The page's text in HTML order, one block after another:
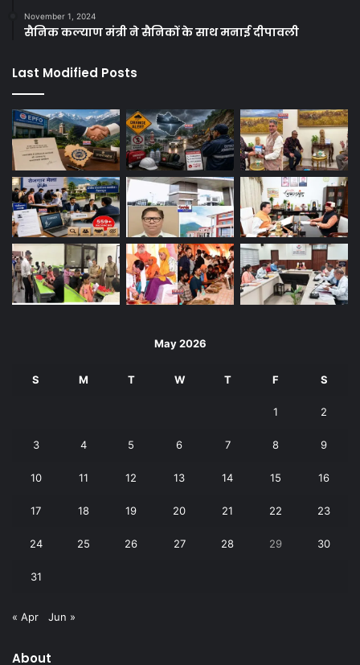
November 1, 2024
सैनिक कल्याण मंत्री ने सैनिकों के साथ मनाई दीपावली
Last Modified Posts
May 2026
S M T W T F S
1 2
3 4 5 6 7 8 9
10 11 12 13 14 15 16
17 18 19 20 21 22 23
24 25 26 27 28 29 30
31
« Apr Jun »
About